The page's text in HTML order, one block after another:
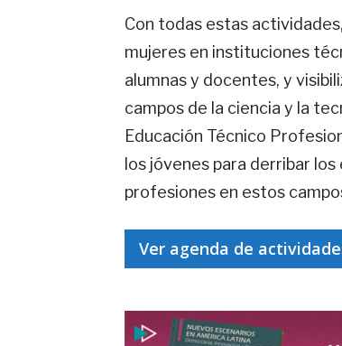
Con todas estas
mujeres en instituciones
alumnas y docentes, y
campos de la ciencia y la
Educación Técnico
los jóvenes para derribar
profesiones en estos
Ver agenda de